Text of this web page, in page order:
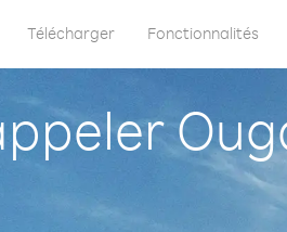
Télécharger Fonctionnalités